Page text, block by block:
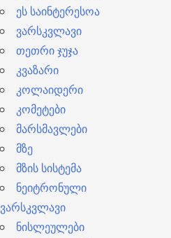
ეს საინტერესოა
ვარსკვლავი
თეთრი ჯუჯა
კვაზარი
კოლაიდერი
კომეტები
მარსმავლები
მზე
მზის სისტემა
ნეიტრონული
ვარსკვლავი
ნისლეულები